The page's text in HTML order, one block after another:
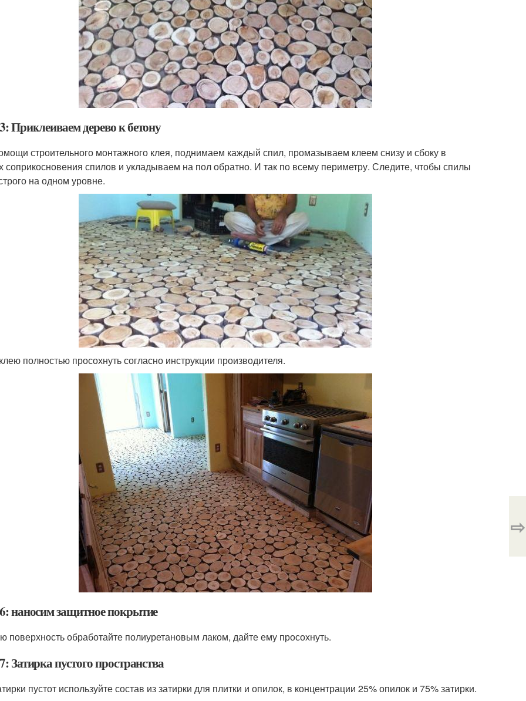
Приклеиваем дерево к бетону
строительного монтажного клея, поднимаем каждый спил, промазываем клеем снизу и сбоку в
соприкосновения спилов и укладываем на пол обратно. И так по всему периметру. Следите, чтобы спилы
на одном уровне.
полностью просохнуть согласно инструкции производителя.
наносим защитное покрытие
поверхность обработайте полиуретановым лаком, дайте ему просохнуть.
Затирка пустого пространства
пустот используйте состав из затирки для плитки и опилок, в концентрации 25% опилок и 75% затирки.
⇨